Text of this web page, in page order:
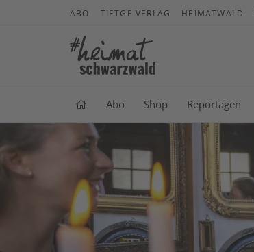
ABO TIETGE VERLAG HEIMATWALD
Abo Shop Reportagen